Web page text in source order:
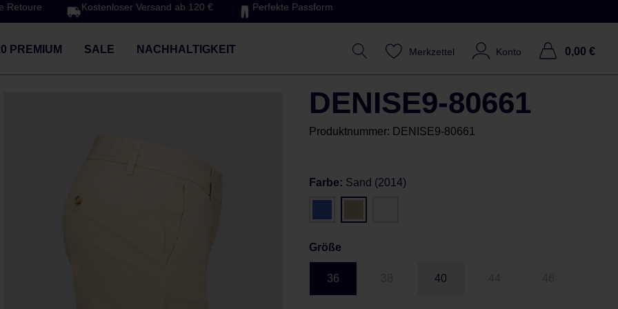
Retoure Kostenloser Versand ab 120 € Perfekte Passform
PREMIUM SALE NACHHALTIGKEIT Merkzettel Konto 0,00 €
DENISE9-80661
Produktnummer: DENISE9-80661
Farbe: Sand (2014)
Größe
36 40